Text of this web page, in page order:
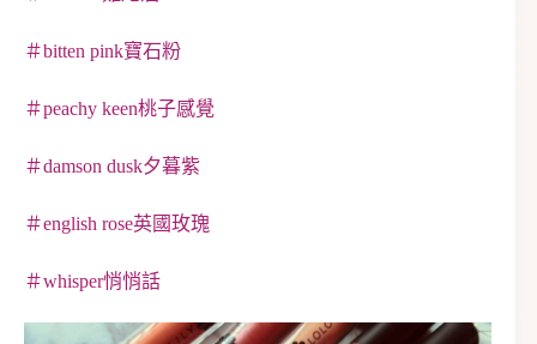
＃bitten pink寶石粉
＃peachy keen桃子感覺
＃damson dusk夕暮紫
＃english rose英國玫瑰
＃whisper悄悄話